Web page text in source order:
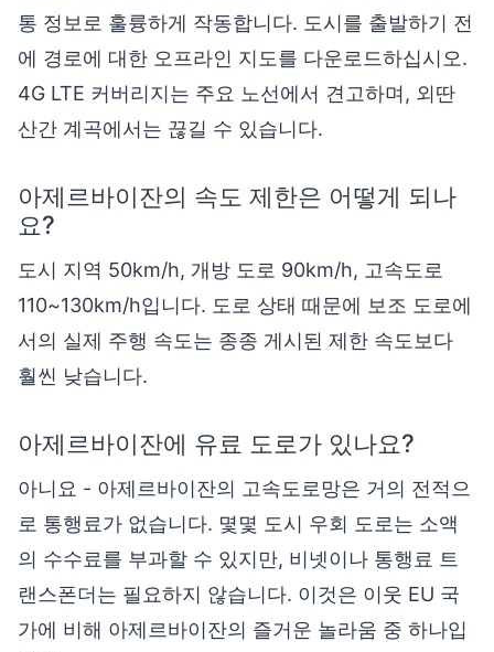
통 정보로 훌륭하게 작동합니다. 도시를 출발하기 전
에 경로에 대한 오프라인 지도를 다운로드하십시오.
4G LTE 커버리지는 주요 노선에서 견고하며, 외딴
산간 계곡에서는 끊길 수 있습니다.
아제르바이잔의 속도 제한은 어떻게 되나
요?
도시 지역 50km/h, 개방 도로 90km/h, 고속도로
110~130km/h입니다. 도로 상태 때문에 보조 도로에
서의 실제 주행 속도는 종종 게시된 제한 속도보다
훨씬 낮습니다.
아제르바이잔에 유료 도로가 있나요?
아니요 - 아제르바이잔의 고속도로망은 거의 전적으
로 통행료가 없습니다. 몇몇 도시 우회 도로는 소액
의 수수료를 부과할 수 있지만, 비넷이나 통행료 트
랜스폰더는 필요하지 않습니다. 이것은 이웃 EU 국
가에 비해 아제르바이잔의 즐거운 놀라움 중 하나입